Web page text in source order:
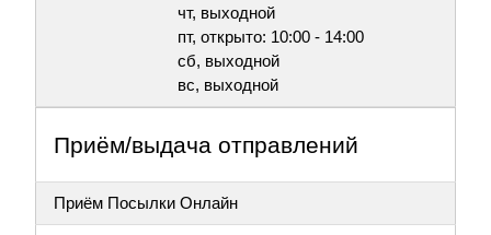
чт, выходной
пт, открыто: 10:00 - 14:00
сб, выходной
вс, выходной
Приём/выдача отправлений
Приём Посылки Онлайн